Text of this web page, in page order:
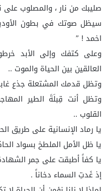
صليبك من نار ، والمصلوب على
سيظل صوتك في بطون
اخمد ! ”
وعلى كتفك وإلى الأبد
العالقين بين الحياة والموت ..
وتظل قدمك المشتعلة جذع
وتظل أنت قِبلَةَ الطير
القلوب ..
يا رماد الإنسانية على طريق
يا ظل الأمل الملطخ بسواد
يا كفاً أطبقت على جمر
إذ غَدتِ السماء دخاناً .